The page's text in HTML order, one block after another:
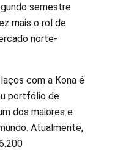
semestre
mais o rol de
norte-
com a Kona é
portfólio de
dos maiores e
Atualmente,